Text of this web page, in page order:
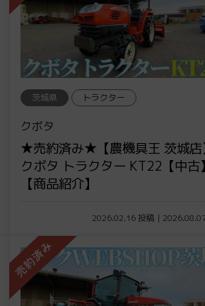
茨城県 トラクター
クボタ
★売約済み★【農機具王 茨城店
クボタ トラクター KT22【中古】
【商品紹介】
2026.02.16 投稿 |